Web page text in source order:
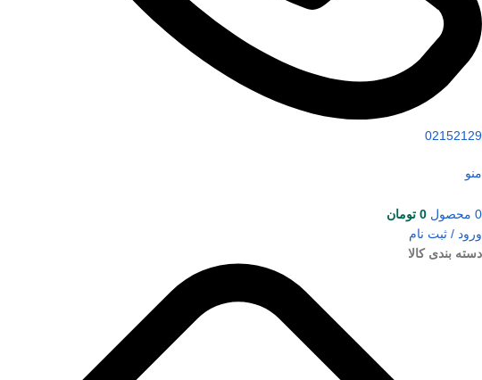
02152129
منو
0 محصول 0 تومان
ورود / ثبت نام
دسته بندی کالا